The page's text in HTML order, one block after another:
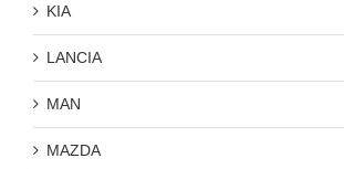
KIA
LANCIA
MAN
MAZDA